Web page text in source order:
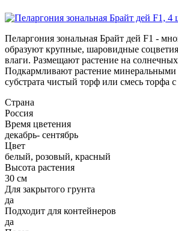
Пеларгония зональная Брайт дей F1 -
образуют крупные, шаровидные
влаги. Размещают растение на
Подкармливают растение минеральными
субстрата чистый торф или смесь торфа
Страна
Россия
Время цветения
декабрь- сентябрь
Цвет
белый, розовый, красный
Высота растения
30 см
Для закрытого грунта
да
Подходит для контейнеров
да